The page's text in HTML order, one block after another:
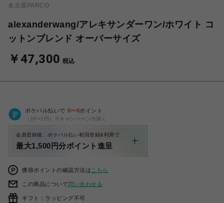
名古屋PARCO
alexanderwang/アレキサンダーワン/ホワイト コ
ットンブレンド オーバーサイズ
￥47,300 税込
ポケパル払いで 0〜0ポイント
（1P=1円）※キャンペーン分除く
会員登録後、ポケパル払い初回登録&利用で
最大1,500円分ポイント進呈
獲得ポイントの確認方法は こちら
この商品について問い合わせる
ギフト：ラッピング不可